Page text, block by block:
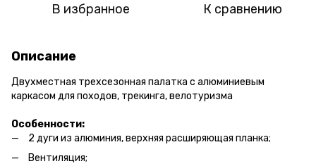
В избранное К сравнению
Описание
Двухместная трехсезонная палатка с алюминиевым
каркасом для походов, трекинга, велотуризма
Особенности:
2 дуги из алюминия, верхняя расширяющая планка;
Вентиляция;